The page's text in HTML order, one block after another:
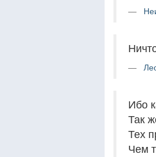
Ибо
Так
Тех
Чем